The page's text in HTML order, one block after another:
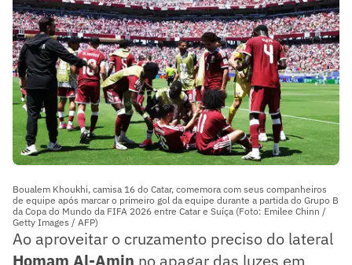
Boualem Khoukhi, camisa 16 do Catar, comemora com seus companheiros
de equipe após marcar o primeiro gol da equipe durante a partida do Grupo B
da Copa do Mundo da FIFA 2026 entre Catar e Suíça (Foto: Emilee Chinn /
Getty Images / AFP)
Ao aproveitar o cruzamento preciso do lateral